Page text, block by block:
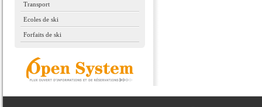
Transport
Ecoles de ski
Forfaits de ski